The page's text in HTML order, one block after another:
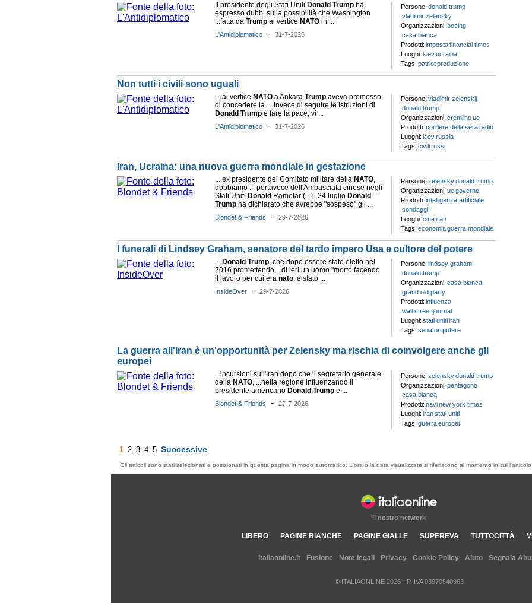
Il presidente degli Stati Uniti Donald Trump ha
espresso dubbi sulla possibilità che Washington
...fatta da Trump al vertice NATO in ...
L'Antidiplomatico - 31-7-2026
Persone: donald trump
vladimir zelensky
Organizzazioni: boeing
casa bianca
Prodotti: impostafinancial times
Luoghi: kievucraina
Tags: patriotproduzione
Non tutti i civili sono uguali
... al vertice NATO a Ankara Trump aveva promesso
di concedere la ... invece di seguire le istruzioni di
Donald Trump e fare la pace, vi ...
L'Antidiplomatico - 31-7-2026
Persone: vladimir zelenskij
donald trump
Organizzazioni: cremlinoue
Prodotti: corriere della seraradio
Luoghi: kievrussia
Tags: civilirussi
Iran, Ucraina: una nuova guerra mondiale in gestazione
... ex presidente del Comitato militare della NATO,
dobbiamo ... portavoce dell'Ambasciata cinese negli
Stati Uniti Donald Ramotar (... il 24 luglio Donald
Trump ha dichiarato che avrebbe "sospeso" gli ...
Blondet & Friends - 29-7-2026
Persone: zelenskydonald trump
Organizzazioni: uegoverno
Prodotti: intelligenza artificiale
sondaggi
Luoghi: cinairan
Tags: economiaguerra mondiale
I funerali di Lindsey Graham, senatore del tardo impero Usa e cultore del potere
... Donald Trump, che dopo essere stato eletto nel
2016 promettendo ...di ieri un uomo "morto facendo
il lavoro per cui era nato, è stato ...
InsideOver - 29-7-2026
Persone: lindsey graham
donald trump
Organizzazioni: casa bianca
grand old party
Prodotti: influenza
wall street journal
Luoghi: stati unitiiran
Tags: senatoripotere
La guerra all'Iran è un'opportunità per Zelensky ma rischia di coinvolgere anche gli
europei
...incursioni sull'Iran dopo che il segretario generale
della NATO, ...nella regione influenzando il
presidente americano Donald Trump e ...
Blondet & Friends - 27-7-2026
Persone: zelenskydonald trump
Organizzazioni: pentagono
casa bianca
Prodotti: navinew york times
Luoghi: iranstati uniti
Tags: guerraeuropei
1 2 3 4 5 Successive
Gli articoli sono stati selezionati e posizionati in questa pagina in modo automatico. L'ora o la data visualizzate si riferiscono al momento in cui
il nostro network
LIBERO PAGINE BIANCHE PAGINE GIALLE SUPEREVA TUTTOCITTÀ
Italiaonline.it Fusione Note legali Privacy Cookie Policy Aiuto Segnala
© ITALIAONLINE 2026- P. IVA 03970540963